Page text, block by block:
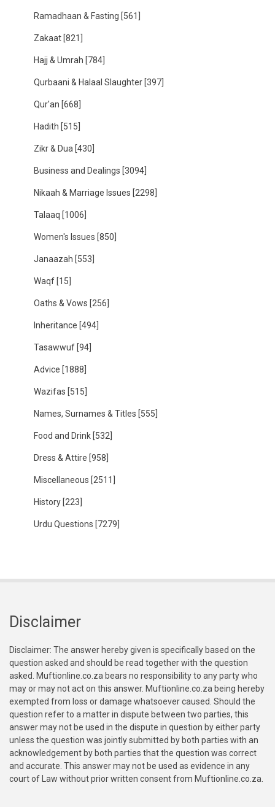
Ramadhaan & Fasting [561]
Zakaat [821]
Hajj & Umrah [784]
Qurbaani & Halaal Slaughter [397]
Qur'an [668]
Hadith [515]
Zikr & Dua [430]
Business and Dealings [3094]
Nikaah & Marriage Issues [2298]
Talaaq [1006]
Women's Issues [850]
Janaazah [553]
Waqf [15]
Oaths & Vows [256]
Inheritance [494]
Tasawwuf [94]
Advice [1888]
Wazifas [515]
Names, Surnames & Titles [555]
Food and Drink [532]
Dress & Attire [958]
Miscellaneous [2511]
History [223]
Urdu Questions [7279]
Disclaimer
Disclaimer: The answer hereby given is specifically based on the
question asked and should be read together with the question
asked. Muftionline.co.za bears no responsibility to any party who
may or may not act on this answer. Muftionline.co.za being hereby
exempted from loss or damage whatsoever caused. Should the
question refer to a matter in dispute between two parties, this
answer may not be used in the dispute in question by either party
unless the question was jointly submitted by both parties with an
acknowledgement by both parties that the question was correct
and accurate. This answer may not be used as evidence in any
court of Law without prior written consent from Muftionline.co.za.